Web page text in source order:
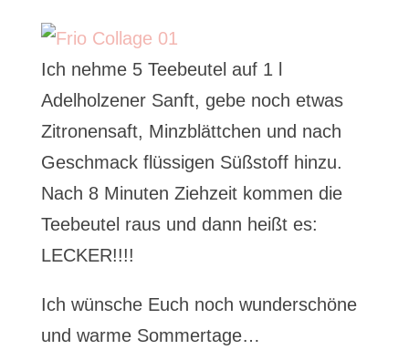
Ich nehme 5 Teebeutel auf 1 l
Adelholzener Sanft, gebe noch etwas
Zitronensaft, Minzblättchen und nach
Geschmack flüssigen Süßstoff hinzu.
Nach 8 Minuten Ziehzeit kommen die
Teebeutel raus und dann heißt es:
LECKER!!!!
Ich wünsche Euch noch wunderschöne
und warme Sommertage…